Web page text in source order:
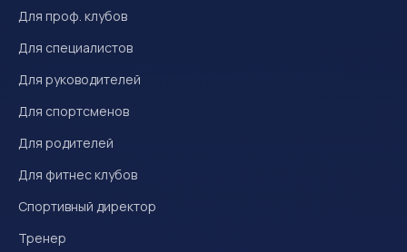
Для проф. клубов
Для специалистов
Для руководителей
Для спортсменов
Для родителей
Для фитнес клубов
Спортивный директор
Тренер